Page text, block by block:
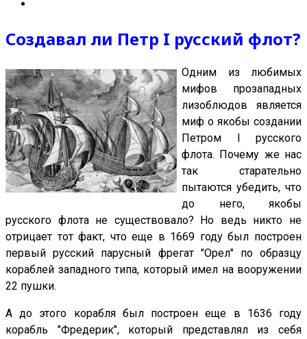
Создавал ли Петр I русский флот?
Одним из любимых
мифов прозападных
лизоблюдов является
миф о якобы создании
Петром I русского
флота. Почему же нас
так старательно
пытаются убедить, что
до него, якобы
русского флота не существовало? Но ведь никто не
отрицает тот факт, что еще в 1669 году был построен
первый русский парусный фрегат "Орел" по образцу
кораблей западного типа, который имел на вооружении
22 пушки.
А до этого корабля был построен еще в 1636 году
корабль "Фредерик", который представлял из себя